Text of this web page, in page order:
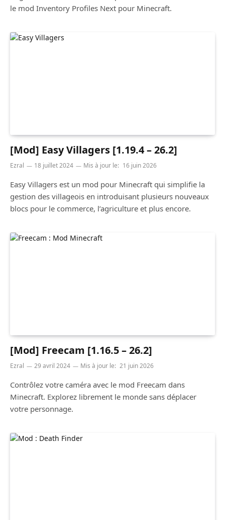
le mod Inventory Profiles Next pour Minecraft.
[Mod] Easy Villagers [1.19.4 – 26.2]
Ezral 18 juillet 2024 Mis à jour le: 16 juin 2026
Easy Villagers est un mod pour Minecraft qui simplifie la
gestion des villageois en introduisant plusieurs nouveaux
blocs pour le commerce, l’agriculture et plus encore.
[Mod] Freecam [1.16.5 – 26.2]
Ezral 29 avril 2024 Mis à jour le: 21 juin 2026
Contrôlez votre caméra avec le mod Freecam dans
Minecraft. Explorez librement le monde sans déplacer
votre personnage.